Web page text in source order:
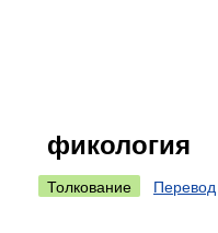
фикология
Толкование Перевод